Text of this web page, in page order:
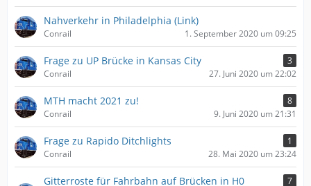
Nahverkehr in Philadelphia (Link)
Conrail 1. September 2020 um 09:25
Frage zu UP Brücke in Kansas City
3
Conrail
27. Juni 2020 um 22:02
MTH macht 2021 zu!
8
Conrail
9. Juni 2020 um 21:31
Frage zu Rapido Ditchlights
1
Conrail
28. Mai 2020 um 23:24
Gitterroste für Fahrbahn auf Brücken in H0
7